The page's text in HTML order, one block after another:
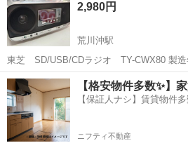
2,980円
荒川沖駅
東芝 SD/USB/CDラジオ TY-CWX80 製造年 2014年製 ■商品状
態 中古品 動作確認できております。 中古品となりますので使用感
や多少のキズ・ヨゴレ等はご理解下さいま
茨城 土浦市 荒川沖駅 オーディ
【格安物件多数✨】
【保証人ナシ】賃貸物件多
ニフティ不動産